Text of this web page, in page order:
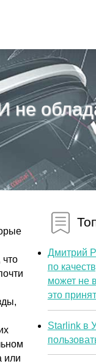
не
или
Дмитрий
по
может не
это
Starlink в